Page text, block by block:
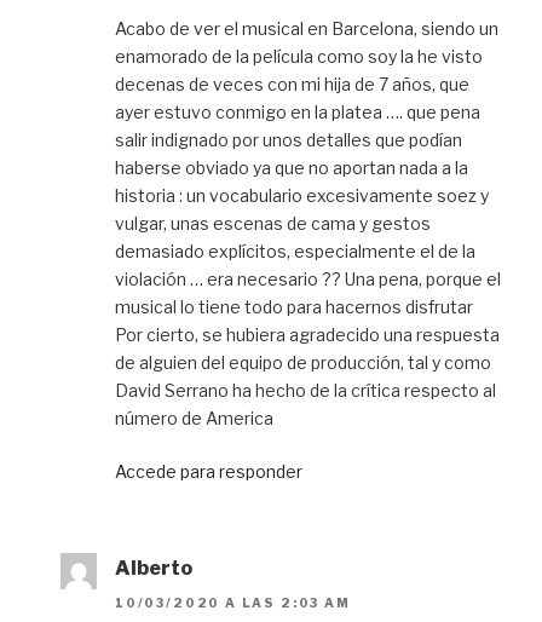
Acabo de ver el musical en Barcelona, siendo un
enamorado de la película como soy la he visto
decenas de veces con mi hija de 7 años, que
ayer estuvo conmigo en la platea …. que pena
salir indignado por unos detalles que podían
haberse obviado ya que no aportan nada a la
historia : un vocabulario excesivamente soez y
vulgar, unas escenas de cama y gestos
demasiado explícitos, especialmente el de la
violación … era necesario ?? Una pena, porque el
musical lo tiene todo para hacernos disfrutar
Por cierto, se hubiera agradecido una respuesta
de alguien del equipo de producción, tal y como
David Serrano ha hecho de la crítica respecto al
número de America
Accede para responder
Alberto
10/03/2020 A LAS 2:03 AM